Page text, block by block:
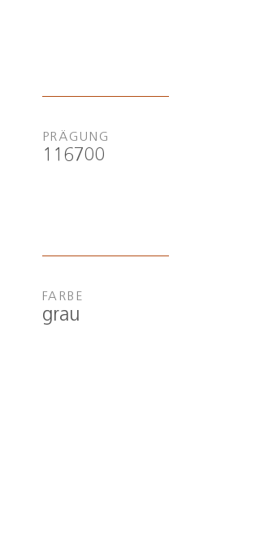
PRÄGUNG
116700
FARBE
grau